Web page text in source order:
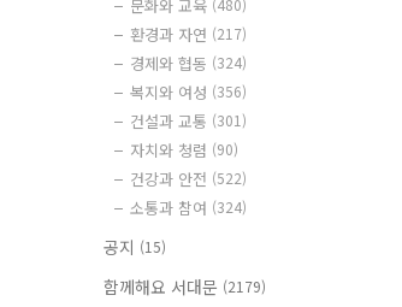
문화와 교육 (480)
환경과 자연 (217)
경제와 협동 (324)
복지와 여성 (356)
건설과 교통 (301)
자치와 청렴 (90)
건강과 안전 (522)
소통과 참여 (324)
공지 (15)
함께해요 서대문 (2179)